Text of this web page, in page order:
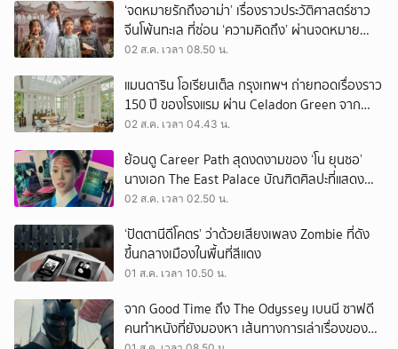
‘จดหมายรักถึงอาม่า’ เรื่องราวประวัติศาสตร์ชาว
จีนโพ้นทะเล ที่ซ่อน ‘ความคิดถึง’ ผ่านจดหมาย
‘โพยก๊วน’
02 ส.ค. เวลา 08.50 น.
แมนดาริน โอเรียนเต็ล กรุงเทพฯ ถ่ายทอดเรื่องราว
150 ปี ของโรงแรม ผ่าน Celadon Green จาก
เครื่องศิลาดล
02 ส.ค. เวลา 04.43 น.
ย้อนดู Career Path สุดงดงามของ ‘โน ยุนซอ’
นางเอก The East Palace บัณฑิตศิลปะที่แสดง
เรื่องไหนก็ปัง
02 ส.ค. เวลา 02.50 น.
‘ปัตตานีดีโคตร’ ว่าด้วยเสียงเพลง Zombie ที่ดัง
ขึ้นกลางเมืองในพื้นที่สีแดง
01 ส.ค. เวลา 10.50 น.
จาก Good Time ถึง The Odyssey เบนนี ซาฟดี
คนทำหนังที่ยังมองหา เส้นทางการเล่าเรื่องของตัว